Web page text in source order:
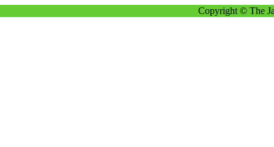
Copyright © The